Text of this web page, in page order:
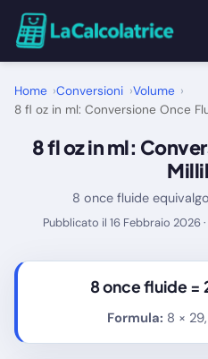
Home
Calcolatrici
Utility
Home Conversioni
Volume
8 fl oz in ml: Conversione Once
8 fl oz in ml:
8 once fluide
Pubblicato il 16 Febbraio 2026
8 once fluide =
Formula: 8 ×